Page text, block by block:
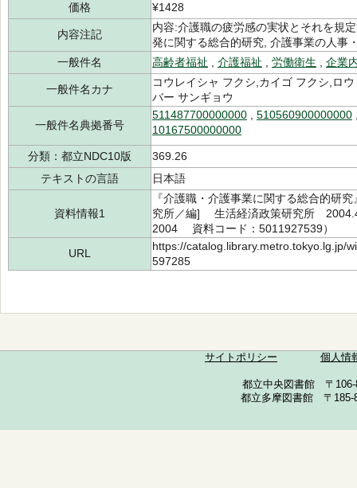
価格
¥1428
内容注記
内容:介護職の疲労感の実状とそれを規
発に関する総合的研究, 介護事業の人事
一般件名
高齢者福祉 介護福祉 労働衛生 企業
一般件名カナ
コウレイシャ フクシ,カイゴ フクシ,ロ
バー サンギョウ
一般件名典拠番号
511487700000000 510560900000000
10167500000000
分類：都立NDC10版
369.26
テキストの言語
日本語
資料情報1
『介護職・介護事業に関する総合的研
究所／編] 生活経済政策研究所
2004 資料コード：5011927539）
URL
https://catalog.library.metro.tokyo.lg.jp/
597285
サイトポリシー 個人情
都立中央図書館 〒
都立多摩図書館 〒185-